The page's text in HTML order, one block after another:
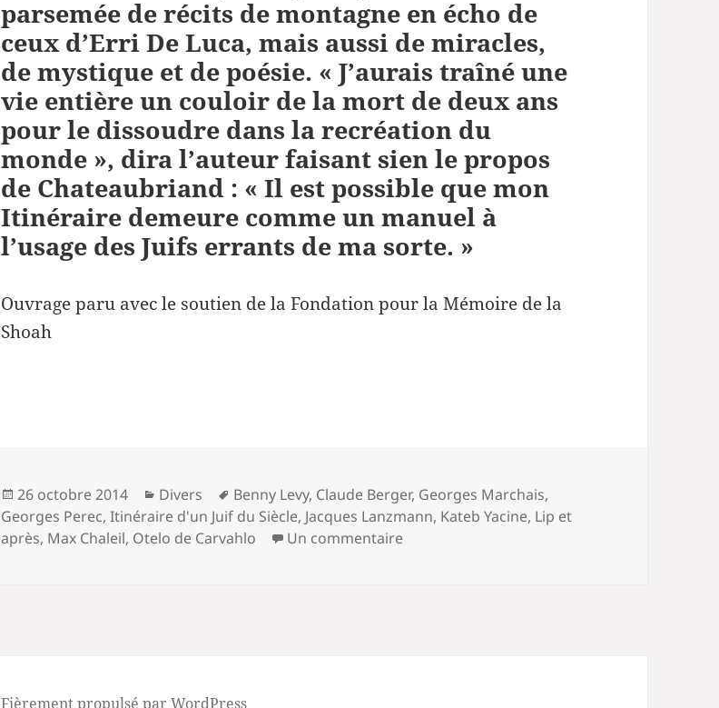
parsemée de récits de montagne en écho de
ceux d’Erri De Luca, mais aussi de miracles,
de mystique et de poésie. « J’aurais traîné une
vie entière un couloir de la mort de deux ans
pour le dissoudre dans la recréation du
monde », dira l’auteur faisant sien le propos
de Chateaubriand : « Il est possible que mon
Itinéraire demeure comme un manuel à
l’usage des Juifs errants de ma sorte. »
Ouvrage paru avec le soutien de la Fondation pour la Mémoire de la
Shoah
Publié
le
26 octobre 2014 Catégories
Divers
Mots-
clés
Benny Levy, Claude Berger, Georges Marchais,
Georges Perec,Itinéraire d'un Juif du Siècle, Jacques Lanzmann, Kateb Yacine, Lip et
après, Max Chaleil, Otelo de Carvahlo Un commentairesur Claude Berger : itinéraire d’un juif du
Fièrement propulsé par WordPress